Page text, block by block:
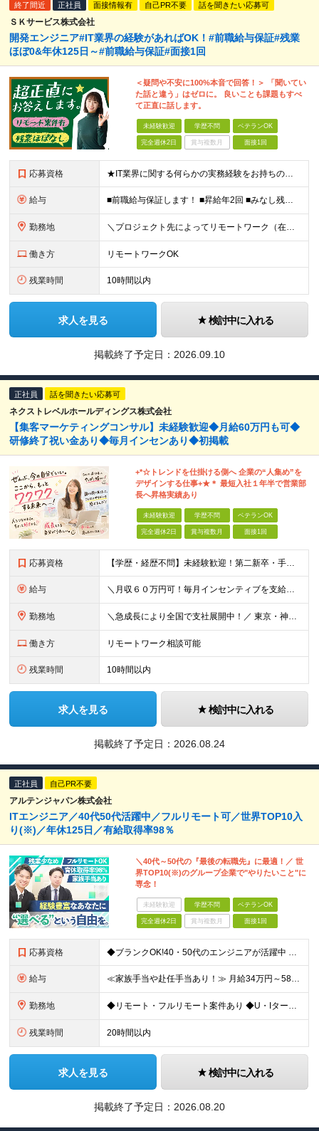
終了間近 正社員 面接情報有 自己PR不要 話を聞きたい応募可
ＳＫサービス株式会社
開発エンジニア#IT業界の経験があればOK！#前職給与保証#残業
ほぼ0&年休125日～#前職給与保証#面接1回
＜疑問や不安に100%本音で回答！＞ 「聞いてい
た話と違う」はゼロに。 良いことも課題もすべ
て正直に話します。
未経験歓迎 学歴不問 ベテランOK
完全週休2日 賞与複数月 面接1回
応募資格 ★IT業界に関する何らかの実務経験をお持ちの方（年数・分野不問） ┗ 開発・インフラ経験者はもちろん、テスト、運用保守、ヘルプデスク、IT事務（PMO）などのITに関する何かしらの業務経験がある方大歓
給与 ■前職給与保証します！ ■昇給年2回 ■みなし残業なし＆残業代全額負担 ■資格取得報奨金あり（5,000円～10万円） 月給25万円〜60万円 ≪入社3年後の給与アップ事例≫ 25歳 320万円
勤務地 ＼プロジェクト先によってリモートワーク（在宅勤務）もOK！／ ★大阪府内の通える範囲内での勤務 ★転勤なし！ プロジェクト先もしくは自宅でリモート勤務。 ※勤務先はご自宅から通える範囲（原則1時間1
働き方 リモートワークOK
残業時間 10時間以内
求人を見る 検討中に入れる
掲載終了予定日： 2026.09.10
正社員 話を聞きたい応募可
ネクストレベルホールディングス株式会社
【集客マーケティングコンサル】未経験歓迎◆月給60万円も可◆
研修終了祝い金あり◆毎月インセンあり◆初掲載
+*☆トレンドを仕掛ける側へ 企業の“⼈集め”を
デザインする仕事+★＊ 最短⼊社１年半で営業部
⻑へ昇格実績あり
未経験歓迎 学歴不問 ベテランOK
完全週休2日 賞与複数月 面接1回
応募資格 【学歴・経歴不問】未経験歓迎！第⼆新卒・⼿に職をつけたい・新たな挑戦者⼤歓迎！⼈柄・意欲重視の採⽤♪ ＼これまでの経験・スキルは⼀切不問／ 新たな⼀歩を全⼒で応援します！ ★経歴・学歴不問 ★未経
給与 ＼⽉収６０万円可！毎⽉インセンティブを⽀給／ ⽉給３０万円〜+ダブルインセンティブ（個⼈+⽀店達成率に応じて） ※営業⼿当含む ▼下記固定残業代を含みます ・関東圏：5万8000円〜（⽉36h分）＋
勤務地 ＼急成⻑により全国で⽀社展開中！／ 東京・神奈川・埼⽟・千葉・⼤阪・名古屋・神⼾・新潟・⾦沢・京都・広島・福岡などで募集中！ ★東京、⼤阪、名古屋、福岡は急募のため、特に選考優遇します★ ◎勤務地は
働き方 リモートワーク相談可能
残業時間 10時間以内
求人を見る 検討中に入れる
掲載終了予定日： 2026.08.24
正社員 自己PR不要
アルテンジャパン株式会社
ITエンジニア／40代50代活躍中／フルリモート可／世界TOP10入
り(※)／年休125日／有給取得率98％
＼40代～50代の『最後の転職先』に最適！／ 世
界TOP10(※)のグループ企業で"やりたいこと"に
専念！
未経験歓迎 学歴不問 ベテランOK
完全週休2日 賞与複数月 面接1回
応募資格 ◆ブランクOK!40・50代のエンジニアが活躍中 ◆社会人経験10年以上の方も歓迎いたします！ ■学歴不問 ■何らかのIT系職種の実務経験をお持ちの方（経験年数不問） ※SE／PG・運用・保守・ヘル
給与 ≪家族手当や赴任手当あり！≫ 月給34万円～58万円＋賞与＋各種手当 ※前職の給与・経験・スキルなどを考慮のうえで決定します ※残業代は1分単位で全額支給します ※試用期間3ヶ月。その間の給与・待遇
勤務地 ◆リモート・フルリモート案件あり ◆U・Iターン歓迎 ◆配属先は希望を最大限考慮します！ ◆転勤・転居についてはご相談が可能です 各拠点、または関東・東海の各プロジェクト先での勤務となります。 ※会
残業時間 20時間以内
求人を見る 検討中に入れる
掲載終了予定日： 2026.08.20